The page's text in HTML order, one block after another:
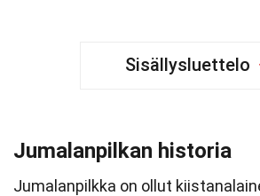
Sisällysluettelo
Jumalanpilkan historia
Jumalanpilkka on ollut